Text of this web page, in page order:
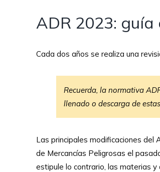
ADR 2023:
Cada dos años se realiza una
Recuerda, la normativa
llenado o descarga de
Las principales modificaciones del
de Mercancías Peligrosas el
estipule lo contrario, las materias